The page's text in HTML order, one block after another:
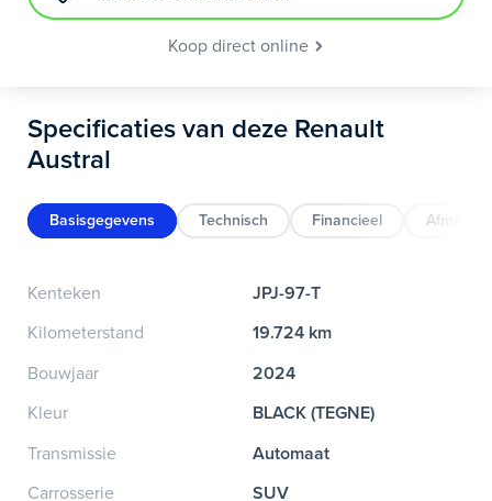
Koop direct online
Specificaties van deze Renault
Austral
Basisgegevens Technisch Financieel
Kenteken
JPJ-97-T
Kilometerstand
19.724 km
Bouwjaar
2024
Kleur
BLACK (TEGNE)
Transmissie
Automaat
Carrosserie
SUV